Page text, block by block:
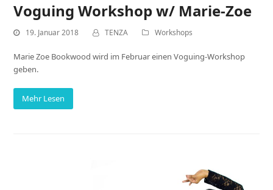
Voguing Workshop w/ Marie-Zoe
19. Januar 2018 TENZA Workshops
Marie Zoe Bookwood wird im Februar einen Voguing-Workshop
geben.
Mehr Lesen